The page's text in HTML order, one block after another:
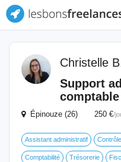
Christelle
Support
Épinouze (26) 250 €/
Assistant administratif
Comptabilité Trésorerie